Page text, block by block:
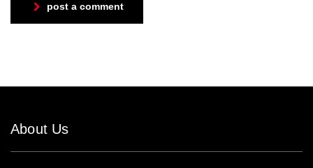
post a comment
About Us